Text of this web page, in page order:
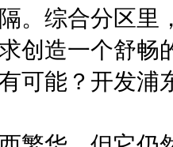
。综合分区里
创造一个舒畅
可能？开发浦